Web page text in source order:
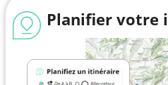
Planifier votre